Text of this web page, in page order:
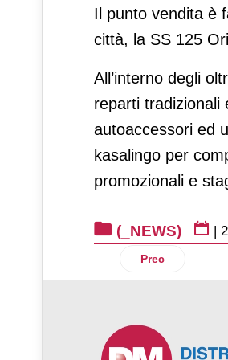
Il punto vendita è
città, la SS 125
All’interno degli
reparti tradizionali
autoaccessori ed
kasalingo per
promozionali e
(_NEWS) |
Articolo
Prec